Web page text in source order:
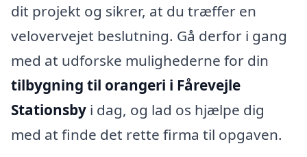
dit projekt og sikrer, at du træffer en
velovervejet beslutning. Gå derfor i gang
med at udforske mulighederne for din
tilbygning til orangeri i Fårevejle
Stationsby i dag, og lad os hjælpe dig
med at finde det rette firma til opgaven.